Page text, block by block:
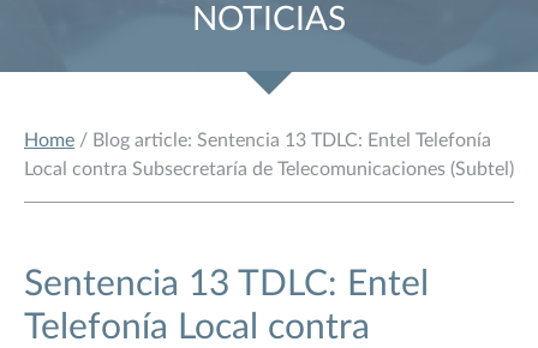
NOTICIAS
Home / Blog article: Sentencia 13 TDLC: Entel Telefonía
Local contra Subsecretaría de Telecomunicaciones (Subtel)
Sentencia 13 TDLC: Entel
Telefonía Local contra